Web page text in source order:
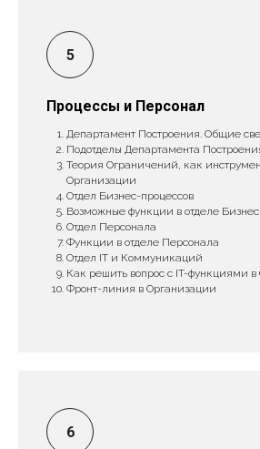
Процессы и Персонал
Департамент Построения. Общие
Подотделы Департамента
Теория Ограничений, как
Организации
Отдел Бизнес-процессов
Возможные функции в отделе
Отдел Персонала
Функции в отделе Персонала
Отдел IT и Коммуникаций
Как решить вопрос с IT-функциями
Фронт-линия в Организации